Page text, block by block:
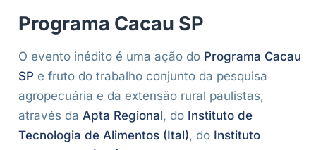
Programa Cacau SP
O evento inédito é uma ação do Programa Cacau
SP e fruto do trabalho conjunto da pesquisa
agropecuária e da extensão rural paulistas,
através da Apta Regional, do Instituto de
Tecnologia de Alimentos (Ital), do Instituto